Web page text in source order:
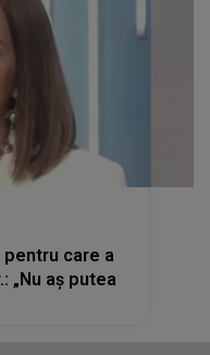
care a
„Nu aș putea